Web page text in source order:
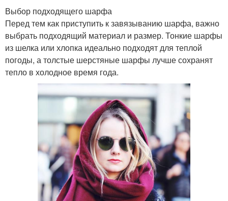
Выбор подходящего шарфа
Перед тем как приступить к завязыванию шарфа, важно
выбрать подходящий материал и размер. Тонкие шарфы
из шелка или хлопка идеально подходят для теплой
погоды, а толстые шерстяные шарфы лучше сохранят
тепло в холодное время года.